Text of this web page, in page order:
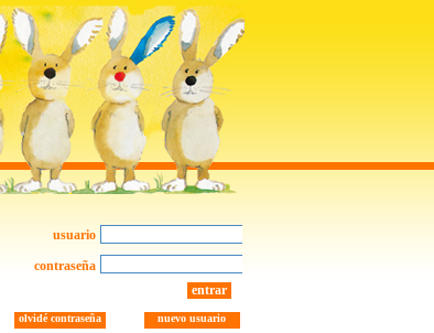
usuario
contraseña
entrar
nuevo usuario
olvidé contraseña